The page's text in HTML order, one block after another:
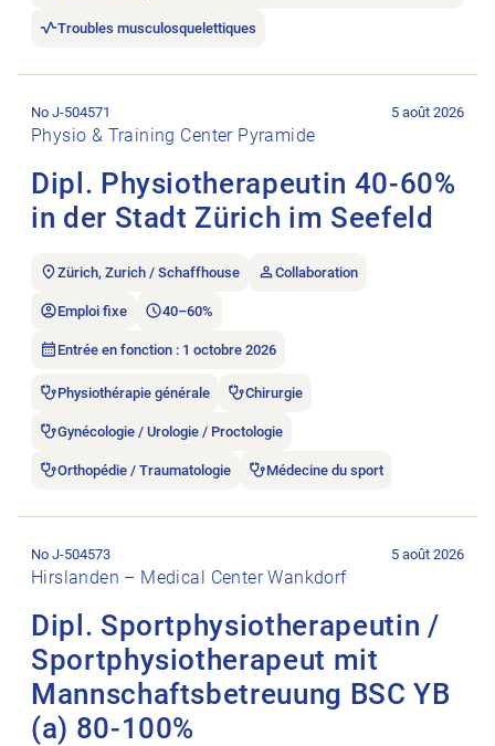
Troubles musculosquelettiques
Physio & Training Center Pyramide
Dipl. Physiotherapeutin 40-60%
in der Stadt Zürich im Seefeld
No J-504571 5 août 2026
Zürich, Zurich / Schaffhouse Collaboration
Emploi fixe 40–60%
Entrée en fonction : 1 octobre 2026
Physiothérapie générale Chirurgie
Gynécologie / Urologie / Proctologie
Orthopédie / Traumatologie Médecine du sport
Hirslanden – Medical Center Wankdorf
Dipl. Sportphysiotherapeutin /
Sportphysiotherapeut mit
Mannschaftsbetreuung BSC YB
(a) 80-100%
No J-504573 5 août 2026